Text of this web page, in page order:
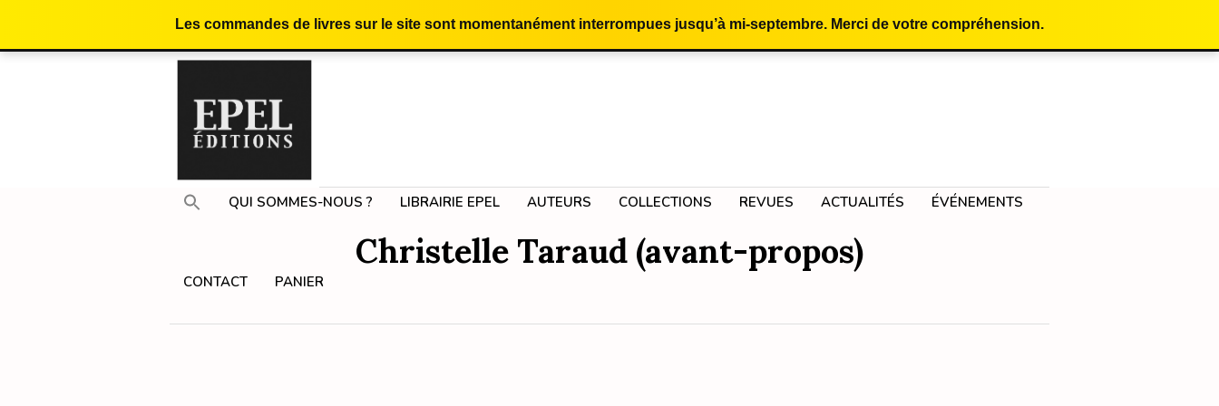
Les commandes de livres sur le site sont momentanément interrompues jusqu’à mi-septembre. Merci de votre compréhension.
QUI SOMMES-NOUS ? LIBRAIRIE EPEL AUTEURS COLLECTIONS REVUES ACTUALITÉS ÉVÉNEMENTS
CONTACT PANIER
Christelle Taraud (avant-propos)